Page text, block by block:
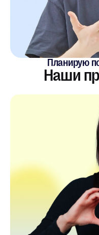
Планирую
Наши